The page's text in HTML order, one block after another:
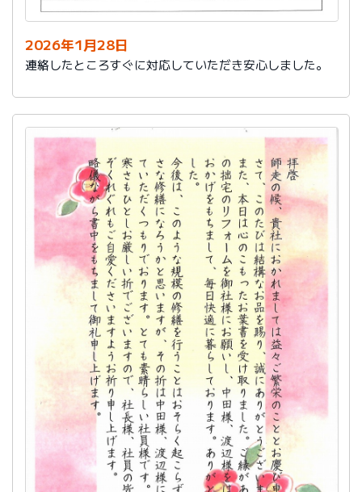
2026年1月28日
連絡したところすぐに対応していただき安心しました。